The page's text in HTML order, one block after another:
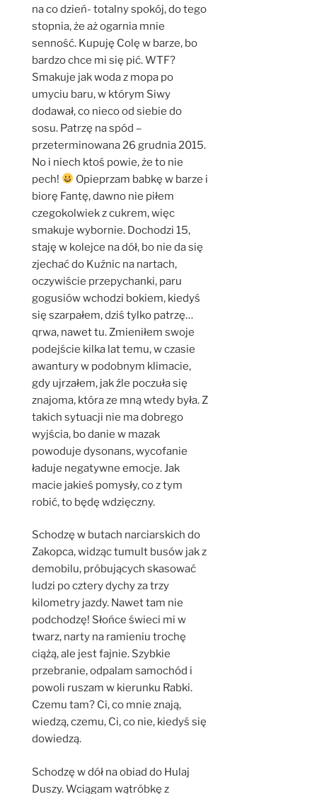
na co dzień- totalny spokój, do tego
stopnia, że aż ogarnia mnie
senność. Kupuję Colę w barze, bo
bardzo chce mi się pić. WTF?
Smakuje jak woda z mopa po
umyciu baru, w którym Siwy
dodawał, co nieco od siebie do
sosu. Patrzę na spód –
przeterminowana 26 grudnia 2015.
No i niech ktoś powie, że to nie
pech!
Opieprzam babkę w barze i
biorę Fantę, dawno nie piłem
czegokolwiek z cukrem, więc
smakuje wybornie. Dochodzi 15,
staję w kolejce na dół, bo nie da się
zjechać do Kuźnic na nartach,
oczywiście przepychanki, paru
gogusiów wchodzi bokiem, kiedyś
się szarpałem, dziś tylko patrzę…
qrwa, nawet tu. Zmieniłem swoje
podejście kilka lat temu, w czasie
awantury w podobnym klimacie,
gdy ujrzałem, jak źle poczuła się
znajoma, która ze mną wtedy była. Z
takich sytuacji nie ma dobrego
wyjścia, bo danie w mazak
powoduje dysonans, wycofanie
ładuje negatywne emocje. Jak
macie jakieś pomysły, co z tym
robić, to będę wdzięczny.
Schodzę w butach narciarskich do
Zakopca, widząc tumult busów jak z
demobilu, próbujących skasować
ludzi po cztery dychy za trzy
kilometry jazdy. Nawet tam nie
podchodzę! Słońce świeci mi w
twarz, narty na ramieniu trochę
ciążą, ale jest fajnie. Szybkie
przebranie, odpalam samochód i
powoli ruszam w kierunku Rabki.
Czemu tam? Ci, co mnie znają,
wiedzą, czemu, Ci, co nie, kiedyś się
dowiedzą.
Schodzę w dół na obiad do Hulaj
Duszy. Wciągam wątróbkę z